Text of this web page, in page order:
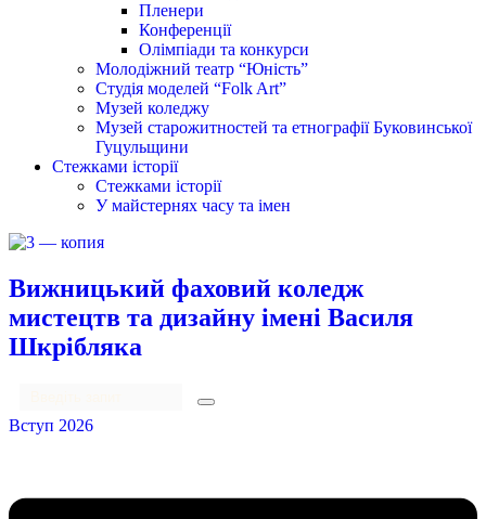
Пленери
Конференції
Олімпіади та конкурси
Молодіжний театр “Юність”
Студія моделей “Folk Art”
Музей коледжу
Музей старожитностей та етнографії Буковинської
Гуцульщини
Стежками історії
Стежками історії
У майстернях часу та імен
Вижницький фаховий коледж
мистецтв та дизайну імені Василя
Шкрібляка
Вступ 2026